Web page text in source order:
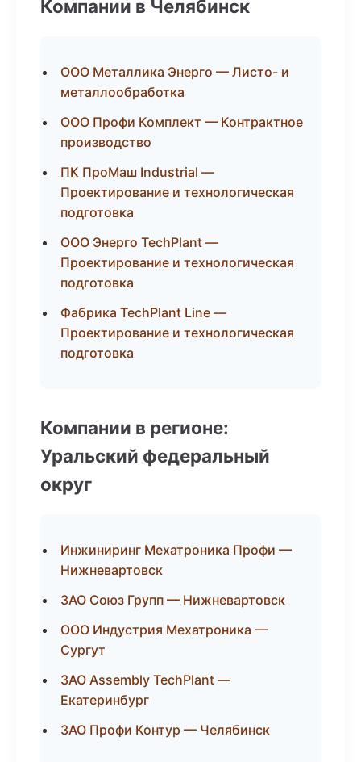
Компании в Челябинск
ООО Металлика Энерго — Листо- и
металлообработка
ООО Профи Комплект — Контрактное
производство
ПК ПроМаш Industrial —
Проектирование и технологическая
подготовка
ООО Энерго TechPlant —
Проектирование и технологическая
подготовка
Фабрика TechPlant Line —
Проектирование и технологическая
подготовка
Компании в регионе:
Уральский федеральный
округ
Инжиниринг Мехатроника Профи —
Нижневартовск
ЗАО Союз Групп — Нижневартовск
ООО Индустрия Мехатроника —
Сургут
ЗАО Assembly TechPlant —
Екатеринбург
ЗАО Профи Контур — Челябинск